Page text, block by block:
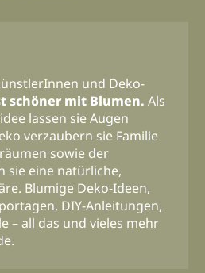
und Deko-
schöner mit Blumen. Als
lassen sie Augen
verzaubern sie Familie
sowie der
sie eine natürliche,
Blumige Deko-Ideen,
DIY-Anleitungen,
– all das und vieles mehr